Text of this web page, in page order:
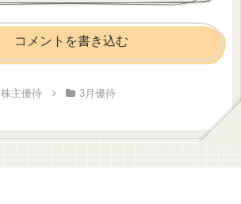
コメントを書き込む
株主優待 3月優待